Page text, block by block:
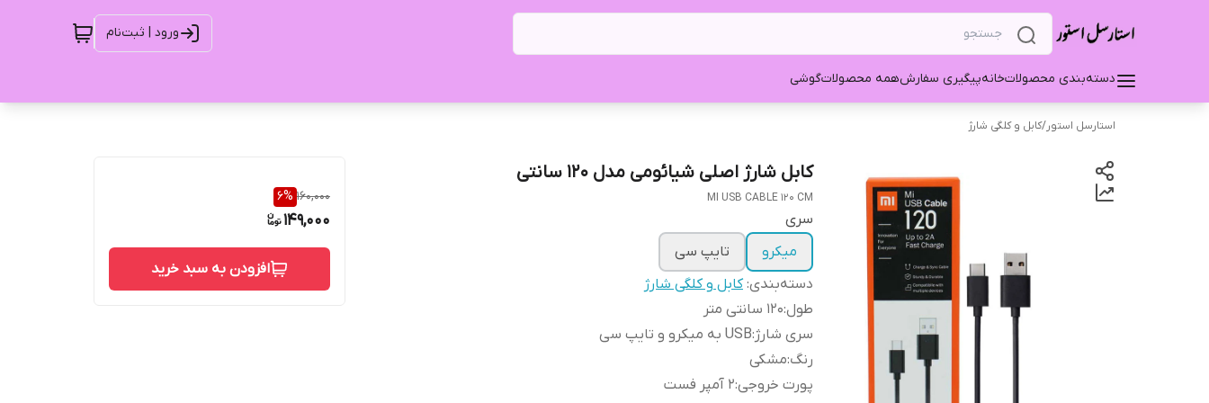
ورود | ثبت‌نام
دسته‌بندی محصولاتخانهپیگیری سفارشهمه محصولاتگوشی
استارسل استور/کابل و کلگی شارژ
کابل شارژ اصلی شیائومی مدل 120 سانتی
MI USB CABLE 120 CM
سری
میکرو
تایپ سی
دسته‌بندی:کابل و کلگی شارژ
طول:120 سانتی متر
سری شارژ:USB به میکرو و تایپ سی
رنگ:مشکی
پورت خروجی:2 آمپر فست
160,000
6%
149,000
افزودن به سبد خرید